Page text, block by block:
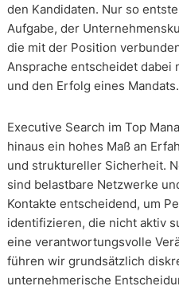
den Kandidaten. Nur so
Aufgabe, der
die mit der Position
Ansprache entscheidet dabei
und den Erfolg eines Mandats.
Executive Search im Top
hinaus ein hohes Maß an
und struktureller Sicherheit.
sind belastbare Netzwerke
Kontakte entscheidend, um
identifizieren, die nicht aktiv
eine verantwortungsvolle
führen wir grundsätzlich
unternehmerische